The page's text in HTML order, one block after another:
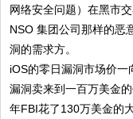
网络安全问题）在黑市
NSO 集团公司那样的恶
洞的需求方。
iOS的零日漏洞市场价一
漏洞卖来到一百万美金
年FBI花了130万美金的